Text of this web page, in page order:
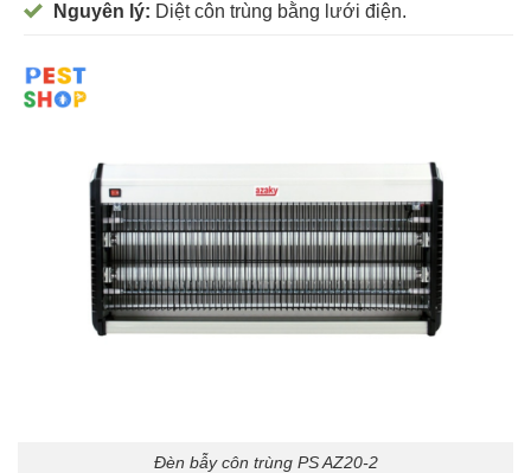
Nguyên lý: Diệt côn trùng bằng lưới điện.
Đèn bẫy côn trùng PS AZ20-2